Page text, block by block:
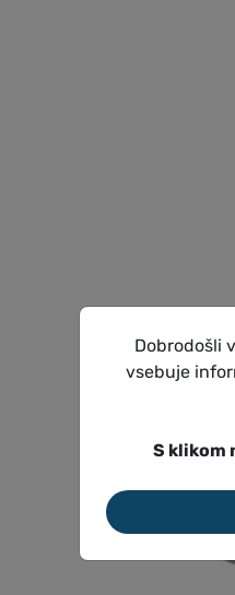
Dobrodošli
vsebuje
S klikom